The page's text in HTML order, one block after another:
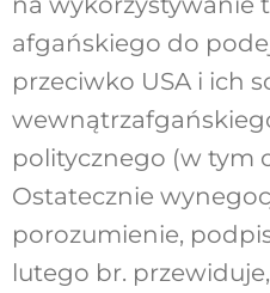
afgańskiego do
przeciwko USA i ich
politycznego (w tym
Ostatecznie
porozumienie,
lutego br.